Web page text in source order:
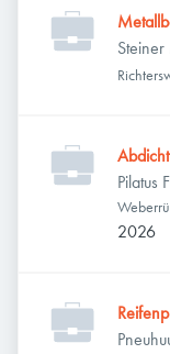
Pilatus
2026